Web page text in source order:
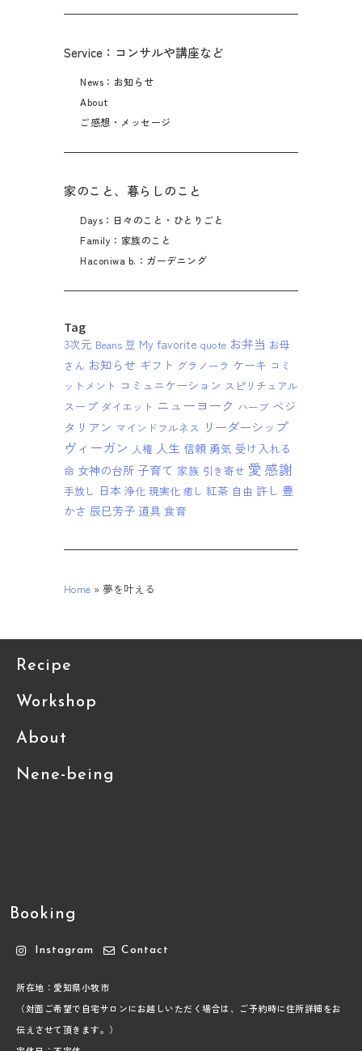
Service：コンサルや講座など
News：お知らせ
About
ご感想・メッセージ
家のこと、暮らしのこと
Days：日々のこと・ひとりごと
Family：家族のこと
Haconiwa b.：ガーデニング
Tag
3次元 Beans 豆 My favorite quote お弁当 お母
さん お知らせ ギフト グラノーラ ケーキ コミ
ットメント コミュニケーション スピリチュアル
スープ ダイエット ニューヨーク ハーブ ベジ
タリアン マインドフルネス リーダーシップ
ヴィーガン 人権 人生 信頼 勇気 受け入れる
命 女神の台所 子育て 家族 引き寄せ 愛 感謝
手放し 日本 浄化 現実化 癒し 紅茶 自由 許し 豊
かさ 辰巳芳子 道具 食育
Home » 夢を叶える
Booking
Instagram Contact
所在地：愛知県小牧市
（対面ご希望で自宅サロンにお越しいただく場合は、ご予約時に住所詳細をお
伝えさせて頂きます。）
Recipe
Workshop
About
Nene-being